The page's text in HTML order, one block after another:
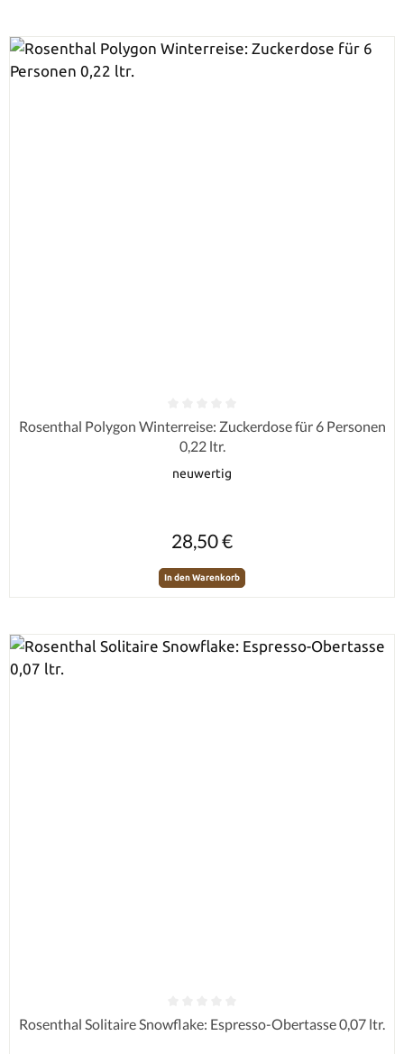
Durchschnittliche Bewertung von 0 von 5 Sternen
Rosenthal Polygon Winterreise: Zuckerdose für 6 Personen
0,22 ltr.
neuwertig
28,50 €
In den Warenkorb
Durchschnittliche Bewertung von 0 von 5 Sternen
Rosenthal Solitaire Snowflake: Espresso-Obertasse 0,07 ltr.